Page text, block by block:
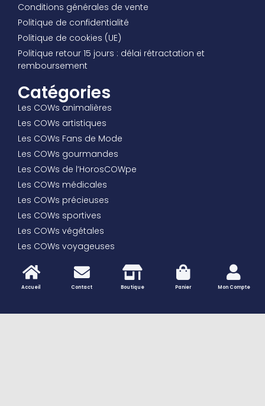
Accueil Contact Boutique Panier Mon Compte
Conditions générales de vente
Politique de confidentialité
Politique de cookies (UE)
Politique retour 15 jours : délai rétractation et
remboursement
Catégories
Les COWs animalières
Les COWs artistiques
Les COWs Fans de Mode
Les COWs gourmandes
Les COWs de l’HorosCOWpe
Les COWs médicales
Les COWs précieuses
Les COWs sportives
Les COWs végétales
Les COWs voyageuses
les Trophées des COWs
Peaux de vache naturelles – Tapis et décoration